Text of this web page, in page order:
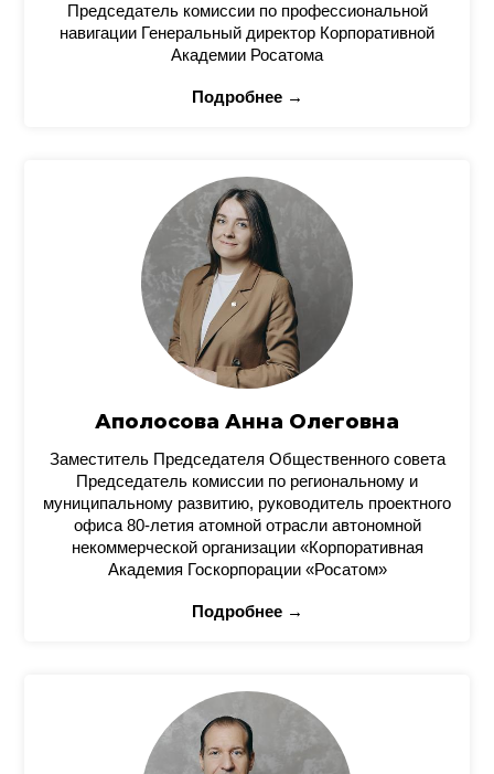
Председатель комиссии по профессиональной
навигации Генеральный директор Корпоративной
Академии Росатома
Подробнее →
Аполосова Анна Олеговна
Заместитель Председателя Общественного совета
Председатель комиссии по региональному и
муниципальному развитию, руководитель проектного
офиса 80-летия атомной отрасли автономной
некоммерческой организации «Корпоративная
Академия Госкорпорации «Росатом»
Подробнее →